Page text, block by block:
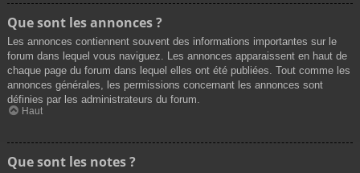
Que sont les annonces ?
Les annonces contiennent souvent des informations importantes sur le
forum dans lequel vous naviguez. Les annonces apparaissent en haut de
chaque page du forum dans lequel elles ont été publiées. Tout comme les
annonces générales, les permissions concernant les annonces sont
définies par les administrateurs du forum.
Haut
Que sont les notes ?